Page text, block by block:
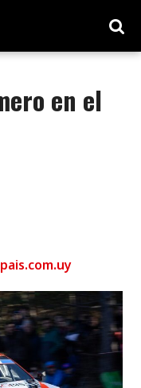
en el